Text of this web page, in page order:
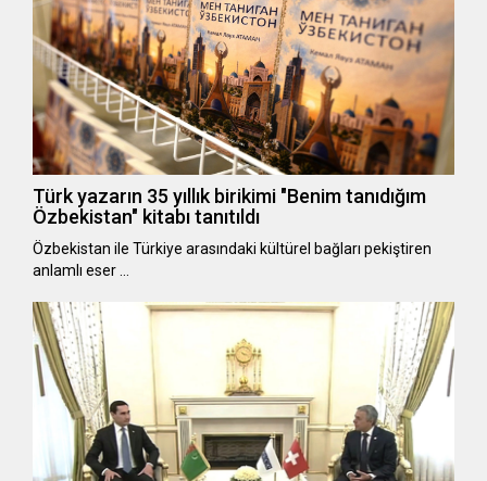
Türk yazarın 35 yıllık birikimi "Benim tanıdığım
Özbekistan" kitabı tanıtıldı
Özbekistan ile Türkiye arasındaki kültürel bağları pekiştiren
anlamlı eser …